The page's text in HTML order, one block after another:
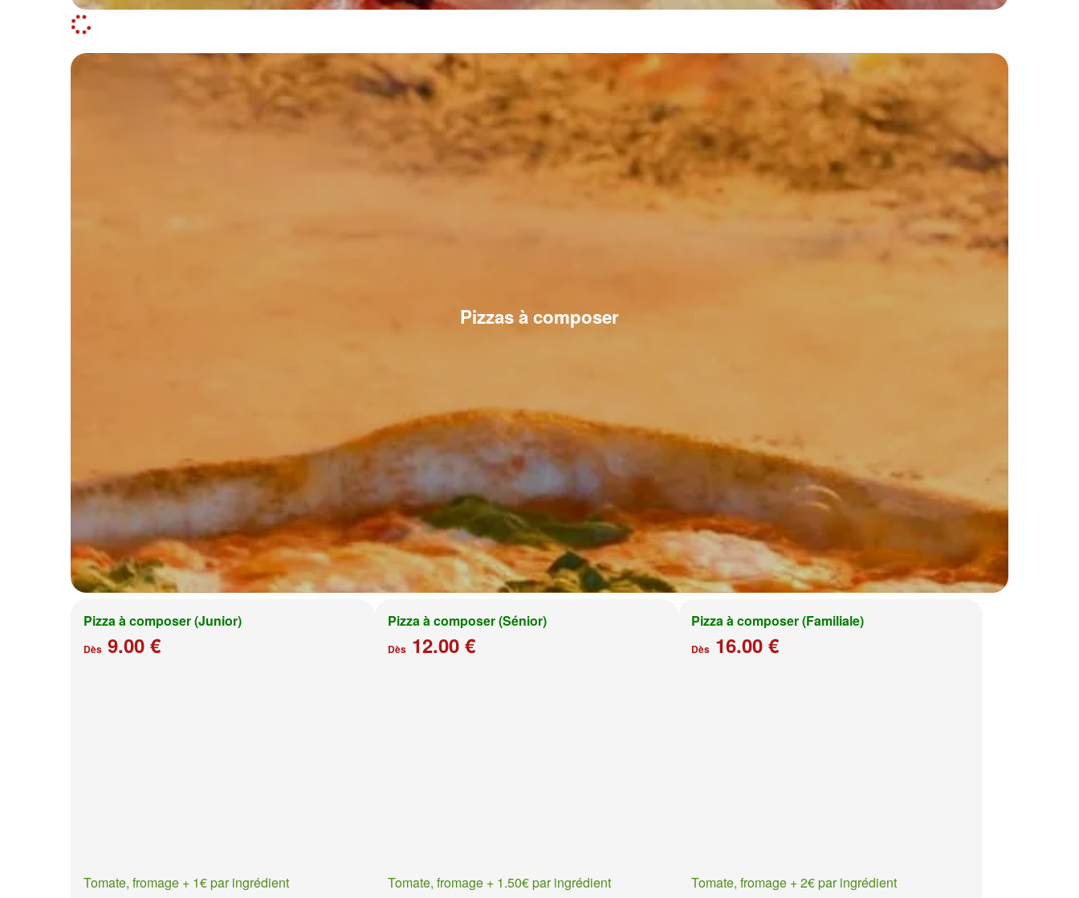
Pizzas à composer
Pizza à composer (Junior)
Dès 9.00 €
Tomate, fromage + 1€ par ingrédient
Pizza à composer (Sénior)
Dès12.00 €
Tomate, fromage + 1.50€ par ingrédient
Pizza à composer (Familiale)
Dès 16.00 €
Tomate, fromage + 2€ par ingrédient